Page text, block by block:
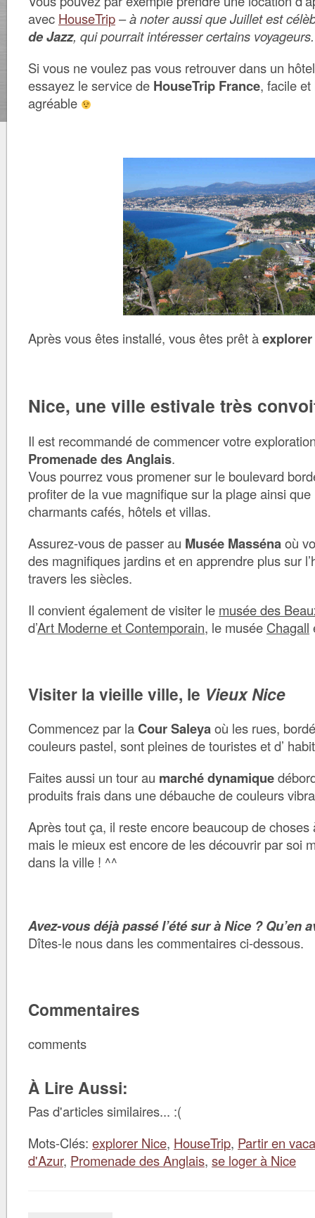
avec HouseTrip–à noter aussi que Juillet est
de Jazz, qui pourrait intéresser certains voyageurs.
Si vous ne voulez pas vous retrouver dans un
essayez le service de HouseTrip France, facile
agréable
Après vous êtes installé, vous êtes prêt à
Nice, une ville estivale très
Il est recommandé de commencer votre
Promenade des Anglais.
Vous pourrez vous promener sur le boulevard
profiter de la vue magnifique sur la plage ainsi
charmants cafés, hôtels et villas.
Assurez-vous de passer au Musée Massénaoù
des magnifiques jardins et en apprendre plus sur
travers les siècles.
Il convient également de visiter le musée des
d’Art Moderne et Contemporain, le musée Chagall
Visiter la vieille ville, le Vieux Nice
Commencez par laCour Saleyaoù les rues,
couleurs pastel, sont pleines de touristes et d’
Faites aussi un tour au marché dynamique
produits frais dans une débauche de couleurs
Après tout ça, il reste encore beaucoup de choses
mais le mieux est encore de les découvrir par soi
dans la ville ! ^^
Avez-vous déjà passé l’été sur à Nice ? Qu’en
Dîtes-le nous dans les commentaires ci-dessous.
Commentaires
comments
À Lire Aussi:
Pas d'articles similaires... :(
Mots-Clés: explorer Nice, HouseTrip, Partir en
d'Azur, Promenade des Anglais, se loger à Nice